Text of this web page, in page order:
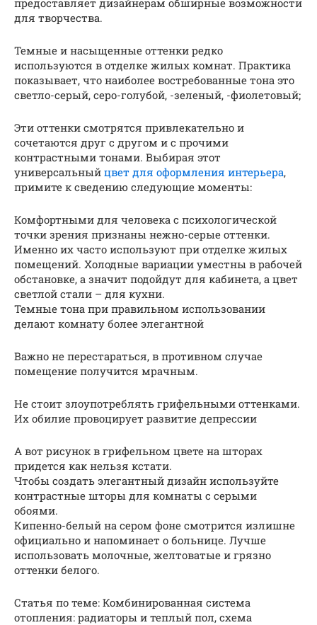
для творчества.
Темные и насыщенные оттенки редко
используются в отделке жилых комнат. Практика
показывает, что наиболее востребованные тона это
светло-серый, серо-голубой, -зеленый, -фиолетовый;
Эти оттенки смотрятся привлекательно и
сочетаются друг с другом и с прочими
контрастными тонами. Выбирая этот
универсальный цвет для оформления интерьера,
примите к сведению следующие моменты:
Комфортными для человека с психологической
точки зрения признаны нежно-серые оттенки.
Именно их часто используют при отделке жилых
помещений. Холодные вариации уместны в рабочей
обстановке, а значит подойдут для кабинета, а цвет
светлой стали – для кухни.
Темные тона при правильном использовании
делают комнату более элегантной
Важно не перестараться, в противном случае
помещение получится мрачным.
Не стоит злоупотреблять грифельными оттенками.
Их обилие провоцирует развитие депрессии
А вот рисунок в грифельном цвете на шторах
придется как нельзя кстати.
Чтобы создать элегантный дизайн используйте
контрастные шторы для комнаты с серыми
обоями.
Кипенно-белый на сером фоне смотрится излишне
официально и напоминает о больнице. Лучше
использовать молочные, желтоватые и грязно
оттенки белого.
Статья по теме: Комбинированная система
отопления: радиаторы и теплый пол, схема